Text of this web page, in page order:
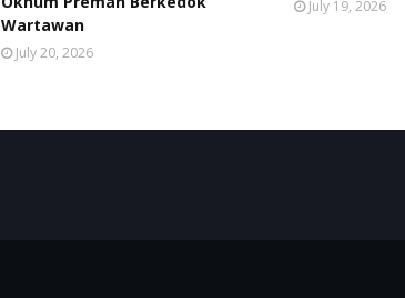
Wartawan
July 20, 2026
July 19, 2026